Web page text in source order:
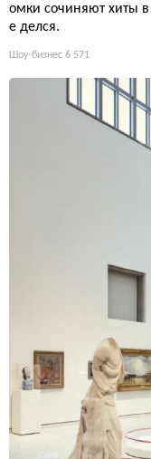
омки сочиняют хиты
е делся.
Шоу-бизнес 6 571